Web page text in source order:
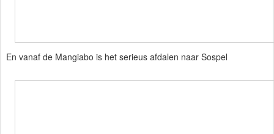
En vanaf de Mangiabo is het serieus afdalen naar Sospel